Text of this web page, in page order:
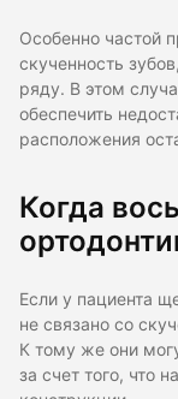
Особенно частой
скученность
ряду. В этом
обеспечить
расположения
Когда
Если у пациента
не связано со
К тому же они
за счет того, что